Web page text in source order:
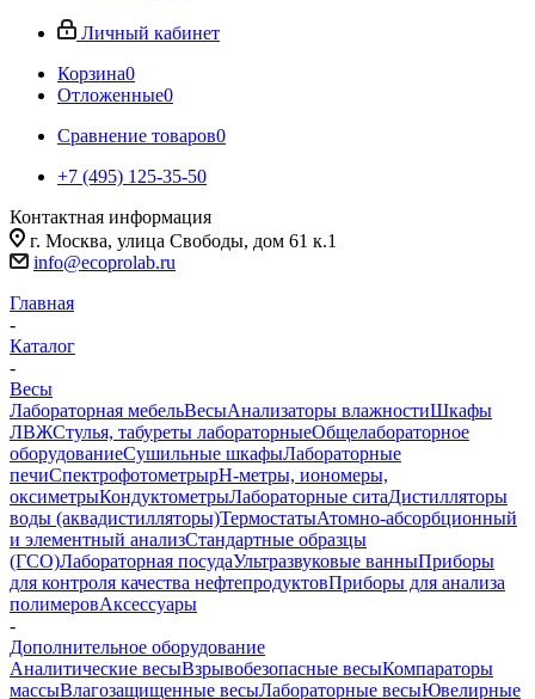
Личный кабинет
Корзина0
Отложенные0
Сравнение товаров0
+7 (495) 125-35-50
Контактная информация
г. Москва, улица Свободы, дом 61 к.1
info@ecoprolab.ru
Главная
-
Каталог
-
Весы
Лабораторная мебельВесыАнализаторы влажностиШкафы
ЛВЖСтулья, табуреты лабораторныеОбщелабораторное
оборудованиеСушильные шкафыЛабораторные
печиСпектрофотометрыpH-метры, иономеры,
оксиметрыКондуктометрыЛабораторные ситаДистилляторы
воды (аквадистилляторы)ТермостатыАтомно-абсорбционный
и элементный анализСтандартные образцы
(ГСО)Лабораторная посудаУльтразвуковые ванныПриборы
для контроля качества нефтепродуктовПриборы для анализа
полимеровАксессуары
-
Дополнительное оборудование
Аналитические весыВзрывобезопасные весыКомпараторы
массыВлагозащищенные весыЛабораторные весыЮвелирные